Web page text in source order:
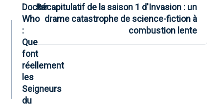
DE
L’ARTICLE
Doctor
Who
:
Que
font
réellement
les
Seigneurs
du
Récapitulatif de la saison 1 d'Invasion : un
drame catastrophe de science-fiction à
combustion lente